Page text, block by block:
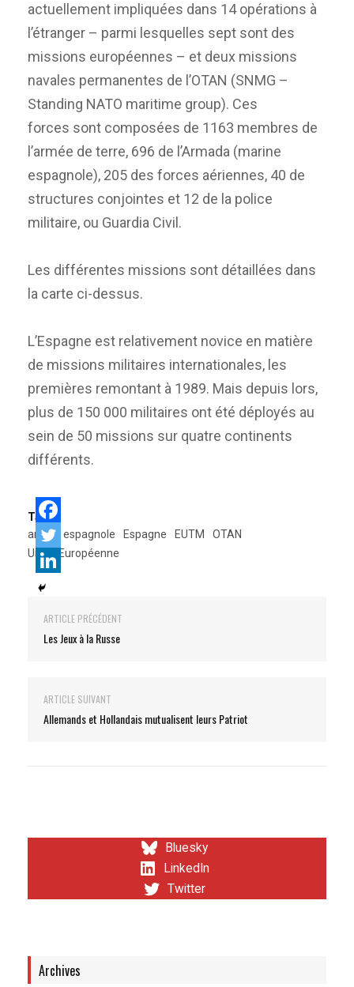
actuellement impliquées dans 14 opérations à
l’étranger – parmi lesquelles sept sont des
missions européennes – et deux missions
navales permanentes de l’OTAN (SNMG –
Standing NATO maritime group). Ces
forces sont composées de 1163 membres de
l’armée de terre, 696 de l’Armada (marine
espagnole), 205 des forces aériennes, 40 de
structures conjointes et 12 de la police
militaire, ou Guardia Civil.
Les différentes missions sont détaillées dans
la carte ci-dessus.
L’Espagne est relativement novice en matière
de missions militaires internationales, les
premières remontant à 1989. Mais depuis lors,
plus de 150 000 militaires ont été déployés au
sein de 50 missions sur quatre continents
différents.
Tags:
armée espagnole
Espagne EUTM
OTAN
Union Européenne
ARTICLE PRÉCÉDENT
Les Jeux à la Russe
ARTICLE SUIVANT
Allemands et Hollandais mutualisent leurs Patriot
Bluesky
LinkedIn
Twitter
Archives